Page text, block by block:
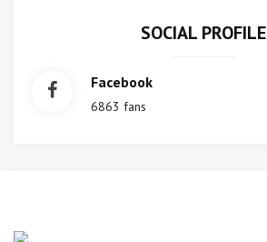
SOCIAL PROFILE
Facebook
6863 fans